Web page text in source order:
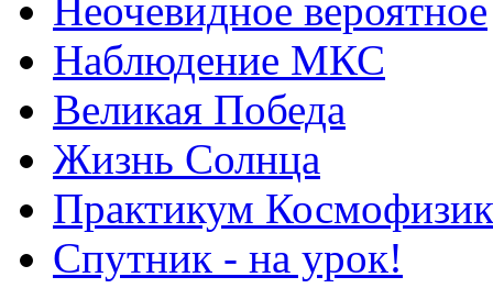
Неочевидное вероятное
Наблюдение МКС
Великая Победа
Жизнь Солнца
Практикум
Спутник - на урок!